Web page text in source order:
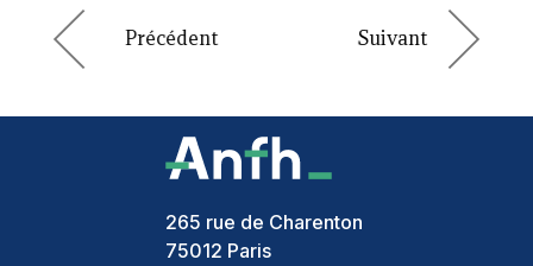
265 rue de Charenton
75012 Paris